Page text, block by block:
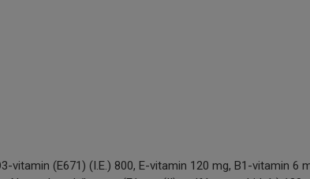
vitamin (E671) (I.E.) 800, E-vitamin 120 mg, B1-vitamin